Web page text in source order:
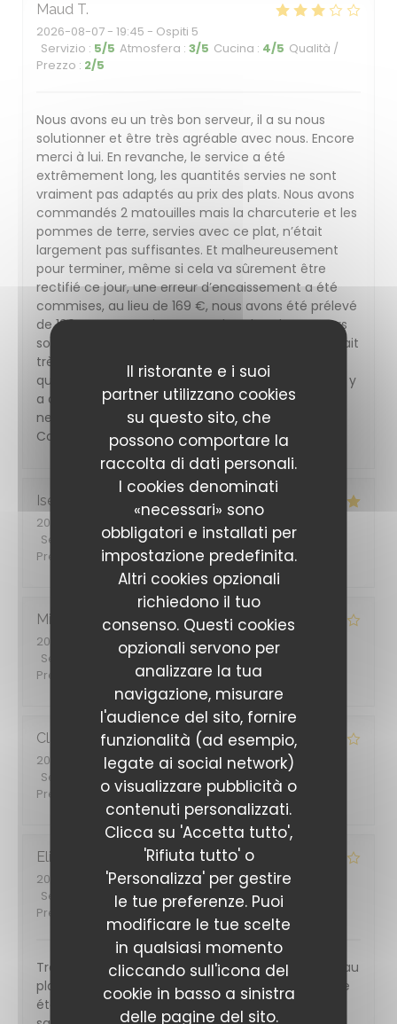
Il ristorante e i suoi
partner utilizzano cookies
su questo sito, che
possono comportare la
raccolta di dati personali.
I cookies denominati
«necessari» sono
obbligatori e installati per
impostazione predefinita.
Altri cookies opzionali
richiedono il tuo
consenso. Questi cookies
opzionali servono per
analizzare la tua
navigazione, misurare
l'audience del sito, fornire
funzionalità (ad esempio,
legate ai social network)
o visualizzare pubblicità o
contenuti personalizzati.
Clicca su 'Accetta tutto',
'Rifiuta tutto' o
'Personalizza' per gestire
le tue preferenze. Puoi
modificare le tue scelte
in qualsiasi momento
cliccando sull'icona del
cookie in basso a sinistra
delle pagine del sito.
Maud T
2026-08-07 - 19:45 - Ospiti 5
Servizio : 5/5 Atmosfera : 3/5 Cucina : 4/5 Qualità /
Prezzo : 2/5
Nous avons eu un très bon serveur, il a su nous
solutionner et être très agréable avec nous. Encore
merci à lui. En revanche, le service a été
extrêmement long, les quantités servies ne sont
vraiment pas adaptés au prix des plats. Nous avons
commandés 2 matouilles mais la charcuterie et les
pommes de terre, servies avec ce plat, n’était
largement pas suffisantes. Et malheureusement
pour terminer, même si cela va sûrement être
rectifié ce jour, une erreur d’encaissement a été
commises, au lieu de 169 €, nous avons été prélevé
de 196 € . En ce qui concerne les plats, les saveurs
sont très bonnes, la charcuterie, lait aussi, tout était
très bon, mais en trop petite quantité pour le prix
que vous proposez. J’avais l’habitude de devenir, il y
a quelques années, mais malheureusement nous
ne reviendrons pas. Très belle journée à vous.
Cordialement Maud CHARPENAY
Iseult
2026-08-07
- 12:15 - Ospiti 3
Servizio
/5 Atmosfera : 5 /5 Cucina: 4 /5 Qualità /
Prezzo
/5
Michel
2026-08-05
- 12:45 - Ospiti 5
Servizio
Atmosfera: 4/5 Cucina: 4/5
Prezzo
Claude
2026-08-02- 12:15 - Ospiti 1
Servizio
Atmosfera Cucina 3 /5 Qualità /
Prezzo
/5
Elise
2026-07-29
- 19:45 - Ospiti 4
Servizio
Atmosfera:4/5 Cucina: 4/5
Prezzo
Très bon accueil , bon repas, un peu d'attente lié au
plat commandé mais nous étions prévenus. Carte
étonnante avec ce mélange de spécialités